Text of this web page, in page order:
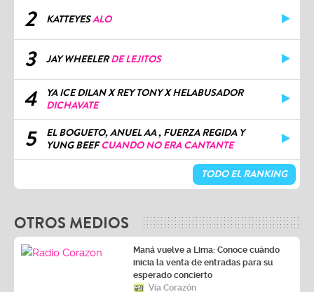
2 KATTEYESALO
3 JAY WHEELERDE LEJITOS
4
YA ICE DILAN X REY TONY X HELABUSADOR
DICHAVATE
5
EL BOGUETO, ANUEL AA , FUERZA REGIDA Y
YUNG BEEFCUANDO NO ERA CANTANTE
TODO EL RANKING
OTROS MEDIOS
Maná vuelve a Lima: Conoce cuándo
inicia la venta de entradas para su
esperado concierto
Vía Corazón